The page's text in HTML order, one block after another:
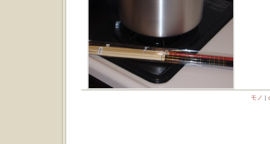
モノ |